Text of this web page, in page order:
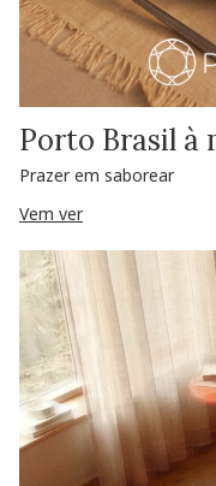
Porto Brasil à
Prazer em saborear
Vem ver